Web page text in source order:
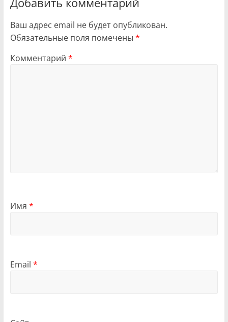
Ваш адрес email не будет опубликован.
Обязательные поля помечены *
Комментарий *
Имя *
Email *